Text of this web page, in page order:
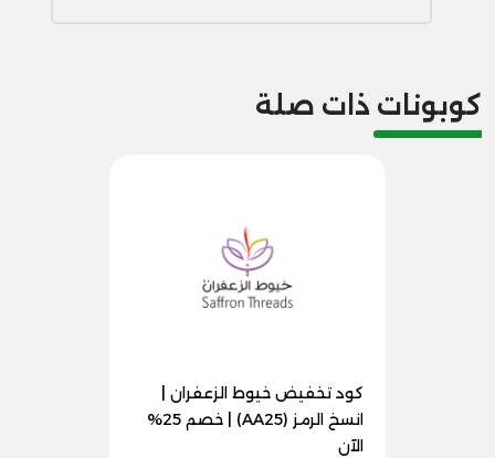
كوبونات ذات صلة
كود تخفيض خيوط الزعفران |
انسخ الرمز (AA25) | خصم 25%
الآن